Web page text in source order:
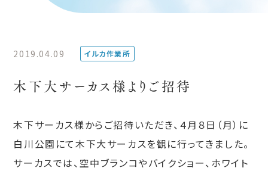
2019.04.09 イルカ作業所
木下大サーカス様よりご招待
木下サーカス様からご招待いただき、４月８日（月）に
白川公園にて木下大サーカスを観に行ってきました。
サーカスでは、空中ブランコやバイクショー、ホワイト